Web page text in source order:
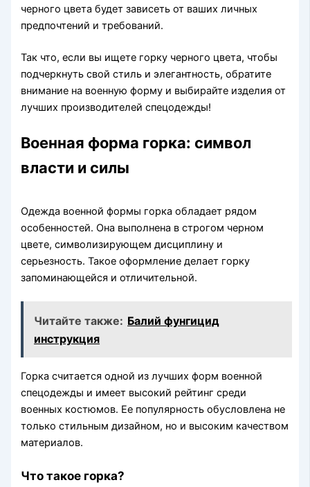
черного цвета будет зависеть от ваших личных
предпочтений и требований.
Так что, если вы ищете горку черного цвета, чтобы
подчеркнуть свой стиль и элегантность, обратите
внимание на военную форму и выбирайте изделия от
лучших производителей спецодежды!
Военная форма горка: символ
власти и силы
Одежда военной формы горка обладает рядом
особенностей. Она выполнена в строгом черном
цвете, символизирующем дисциплину и
серьезность. Такое оформление делает горку
запоминающейся и отличительной.
Читайте также: Балий фунгицид
инструкция
Горка считается одной из лучших форм военной
спецодежды и имеет высокий рейтинг среди
военных костюмов. Ее популярность обусловлена не
только стильным дизайном, но и высоким качеством
материалов.
Что такое горка?